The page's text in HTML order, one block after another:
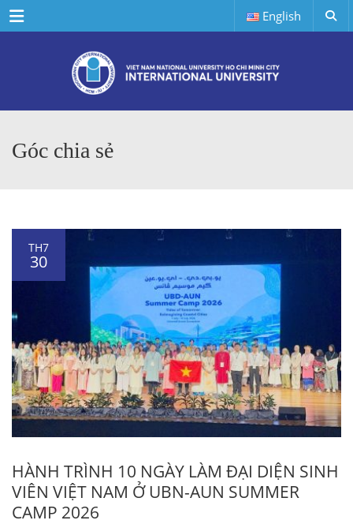
Menu English
Góc chia sẻ
TH7
30
HÀNH TRÌNH 10 NGÀY LÀM ĐẠI DIỆN SINH
VIÊN VIỆT NAM Ở UBN-AUN SUMMER
CAMP 2026